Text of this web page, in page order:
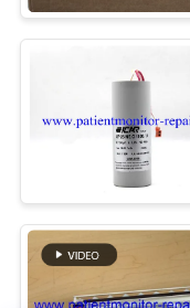
NEWS
PRIVACY
POLICY